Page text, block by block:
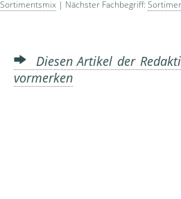
Sortimentsmix | Nächster Fachbegriff:
Diesen Artikel der
vormerken